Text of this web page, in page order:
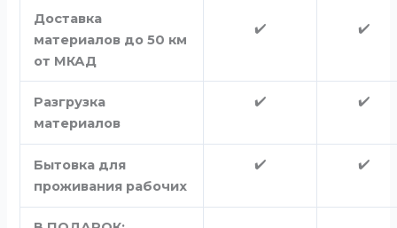
Доставка
материалов до 50 км
от МКАД
✔️ ✔️
Разгрузка
материалов
✔️ ✔️
Бытовка для
проживания рабочих
✔️ ✔️